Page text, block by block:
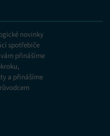
novinky
spotřebiče
přinášíme
a přinášíme